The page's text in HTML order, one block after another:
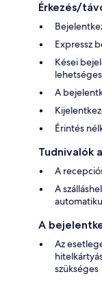
Érkezés/
Expressz
Kései
lehetséges
A
Érintés
Tudnivalók
A
A
A
Az
szükséges